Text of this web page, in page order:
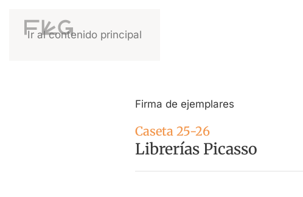
Ir al contenido principal
Firma de ejemplares
Caseta 25-26
Librerías Picasso